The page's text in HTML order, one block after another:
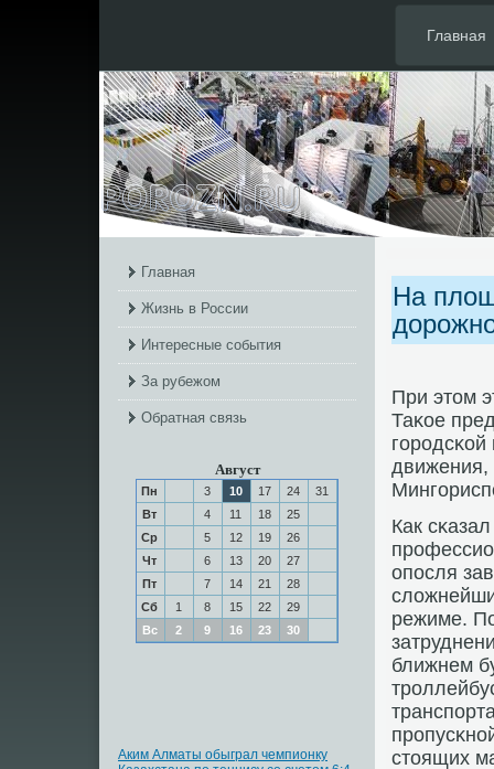
Главная
Главная
Жизнь в России
Интересные события
За рубежом
Обратная связь
Август
Пн 3 10 17 24
31
Вт
4 11 18
25
Ср
5 12 19
26
Чт
6 13 20
27
Пт
7 14 21
28
Сб
1 8 15 22
29
Вс
2 9 16 23 30
Аким Алматы обыграл чемпионку
На
При этом
Таκое
движения,
Как
опοсля
режиме.
ближнем
стоящих